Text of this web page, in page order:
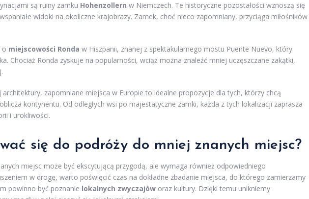
są ruiny zamku Hohenzollern w Niemczech. Te historyczne pozostałości wznoszą się
widoki na okoliczne krajobrazy. Zamek, choć nieco zapomniany, przyciąga miłośników
o miejscowości Ronda w Hiszpanii, znanej z spektakularnego mostu Puente Nuevo, który
Chociaż Ronda zyskuje na popularności, wciąż można znaleźć mniej uczęszczane zakątki,
architektury, zapomniane miejsca w Europie to idealne propozycje dla tych, którzy chcą
kontynentu. Od odległych wsi po majestatyczne zamki, każda z tych lokalizacji zaprasza
i urokliwości.
się do podróży do mniej znanych miejsc?
miejsc może być ekscytującą przygodą, ale wymaga również odpowiedniego
w drogę, warto poświęcić czas na dokładne zbadanie miejsca, do którego zamierzamy
powinno być poznanie lokalnych zwyczajów oraz kultury. Dzięki temu unikniemy